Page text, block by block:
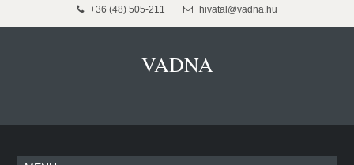
+36 (48) 505-211 hivatal@vadna.hu
VADNA